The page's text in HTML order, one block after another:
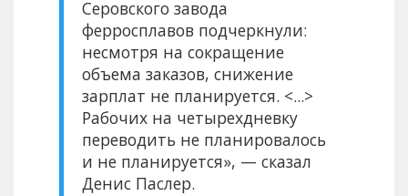
Серовского завода
ферросплавов подчеркнули:
несмотря на сокращение
объема заказов, снижение
зарплат не планируется. <...>
Рабочих на четырехдневку
переводить не планировалось
и не планируется», — сказал
Денис Паслер.